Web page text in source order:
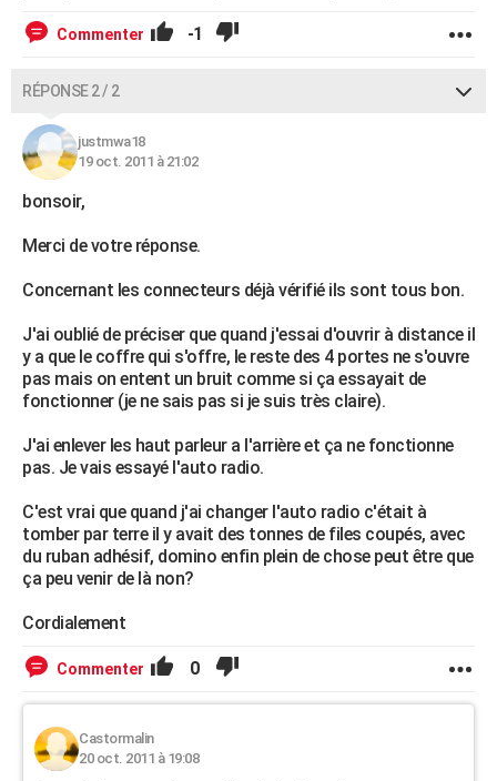
Commenter -1
RÉPONSE 2 / 2
justmwa18
19 oct. 2011 à 21:02
bonsoir,
Merci de votre réponse.
Concernant les connecteurs déjà vérifié ils sont tous bon.
J'ai oublié de préciser que quand j'essai d'ouvrir à distance il
y a que le coffre qui s'offre, le reste des 4 portes ne s'ouvre
pas mais on entent un bruit comme si ça essayait de
fonctionner (je ne sais pas si je suis très claire).
J'ai enlever les haut parleur a l'arrière et ça ne fonctionne
pas. Je vais essayé l'auto radio.
C'est vrai que quand j'ai changer l'auto radio c'était à
tomber par terre il y avait des tonnes de files coupés, avec
du ruban adhésif, domino enfin plein de chose peut être que
ça peu venir de là non?
Cordialement
Commenter 0
Castormalin
20 oct. 2011 à 19:08